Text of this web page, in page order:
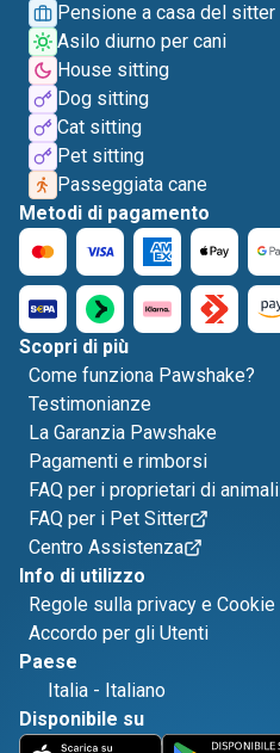
Pensione a casa del sitter
Asilo diurno per cani
House sitting
Dog sitting
Cat sitting
Pet sitting
Passeggiata cane
Metodi di pagamento
Scopri di più
Come funziona Pawshake?
Testimonianze
La Garanzia Pawshake
Pagamenti e rimborsi
FAQ per i proprietari di animali
FAQ per i Pet Sitter
Centro Assistenza
Info di utilizzo
Regole sulla privacy e Cookie
Accordo per gli Utenti
Paese
Italia - Italiano
Disponibile su